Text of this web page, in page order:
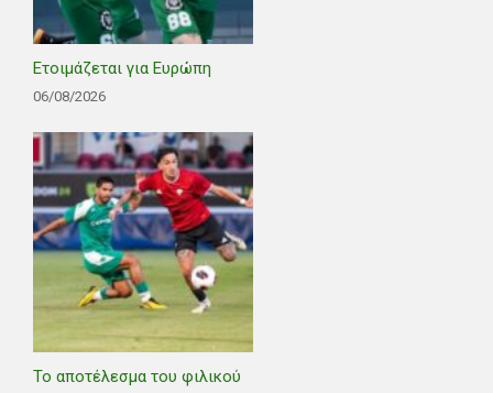
Ετοιμάζεται για Ευρώπη
06/08/2026
Το αποτέλεσμα του φιλικού